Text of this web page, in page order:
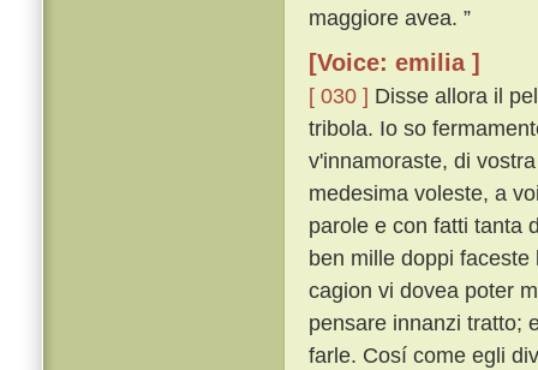
maggiore avea. ”
[Voice: emilia ]
[ 030 ] Disse allora il
tribola. Io so
v'innamoraste, di
medesima voleste, a
parole e con fatti tanta
ben mille doppi
cagion vi dovea poter
pensare innanzi tratto;
farle. Cosí come egli